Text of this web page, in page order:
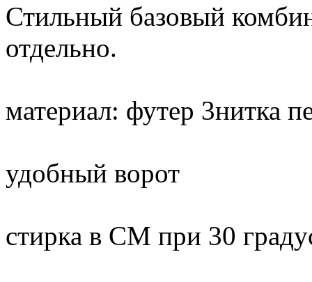
Стильный базовый
отдельно.
материал: футер 3нитка
удобный ворот
стирка в СМ при 30